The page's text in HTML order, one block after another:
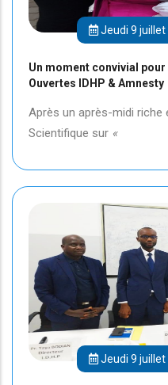
Jeudi 9 juillet
Un moment convivial
Ouvertes IDHP & Amnesty
Après un après-midi riche
Scientifique sur «
Jeudi 9 juillet